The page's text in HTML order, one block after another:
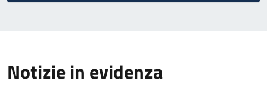
Notizie in evidenza